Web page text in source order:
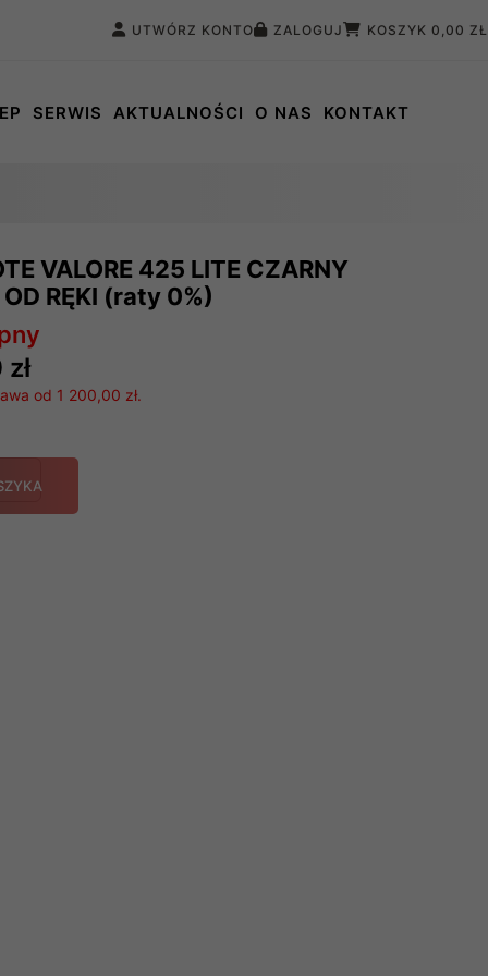
UTWÓRZ KONTO ZALOGUJ KOSZYK 0,00 ZŁ
SERWIS AKTUALNOŚCI O NAS KONTAKT
VALORE 425 LITE CZARNY
RĘKI (raty 0%)
od 1 200,00 zł.